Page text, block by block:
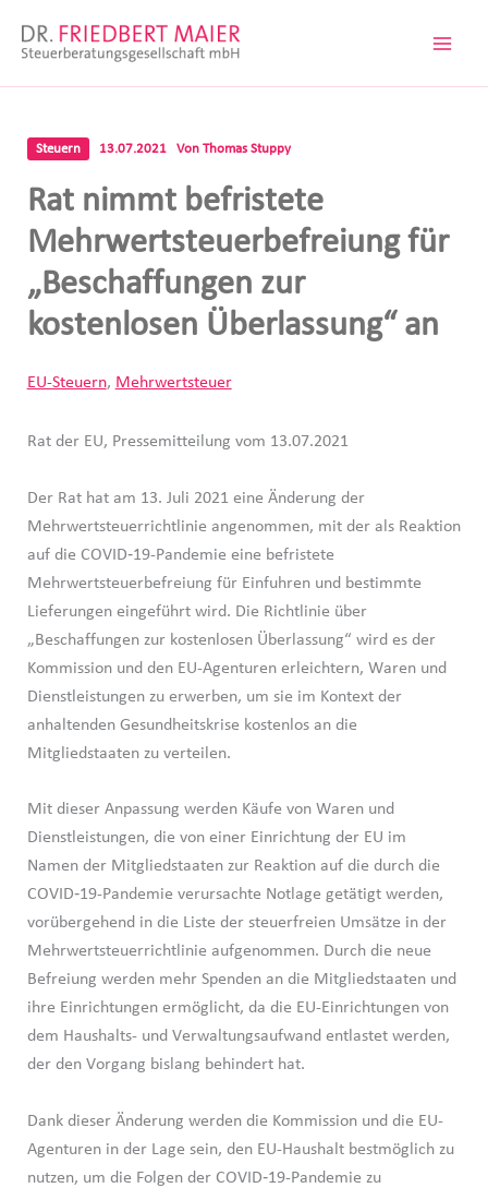
Inhalt
Steuern 13.07.2021 Von Thomas Stuppy
Rat nimmt befristete
Mehrwertsteuerbefreiung für
„Beschaffungen zur
kostenlosen Überlassung“ an
EU-Steuern, Mehrwertsteuer
Rat der EU, Pressemitteilung vom 13.07.2021
Der Rat hat am 13. Juli 2021 eine Änderung der
Mehrwertsteuerrichtlinie angenommen, mit der als Reaktion
auf die COVID‑19-Pandemie eine befristete
Mehrwertsteuerbefreiung für Einfuhren und bestimmte
Lieferungen eingeführt wird. Die Richtlinie über
„Beschaffungen zur kostenlosen Überlassung“ wird es der
Kommission und den EU-Agenturen erleichtern, Waren und
Dienstleistungen zu erwerben, um sie im Kontext der
anhaltenden Gesundheitskrise kostenlos an die
Mitgliedstaaten zu verteilen.
Mit dieser Anpassung werden Käufe von Waren und
Dienstleistungen, die von einer Einrichtung der EU im
Namen der Mitgliedstaaten zur Reaktion auf die durch die
COVID‑19-Pandemie verursachte Notlage getätigt werden,
vorübergehend in die Liste der steuerfreien Umsätze in der
Mehrwertsteuerrichtlinie aufgenommen. Durch die neue
Befreiung werden mehr Spenden an die Mitgliedstaaten und
ihre Einrichtungen ermöglicht, da die EU-Einrichtungen von
dem Haushalts- und Verwaltungsaufwand entlastet werden,
der den Vorgang bislang behindert hat.
Dank dieser Änderung werden die Kommission und die EU-
Agenturen in der Lage sein, den EU-Haushalt bestmöglich zu
nutzen, um die Folgen der COVID‑19-Pandemie zu